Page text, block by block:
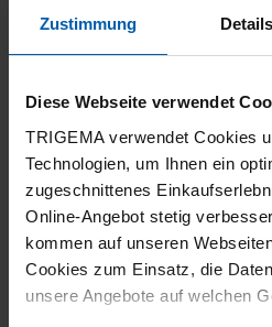
Zustimmung Details
Diese Webseite verwendet
TRIGEMA verwendet Cookies
Technologien, um Ihnen ein
zugeschnittenes
Online-Angebot stetig
kommen auf unseren
Cookies zum Einsatz, die
unsere Angebote auf welchen
5
Gute qualität und gute